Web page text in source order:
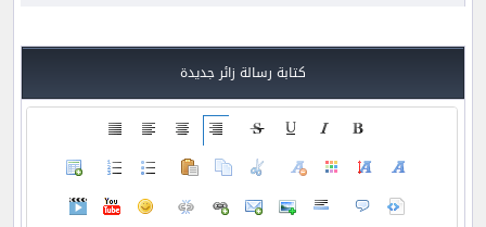
كتابة رسالة زائر جديدة